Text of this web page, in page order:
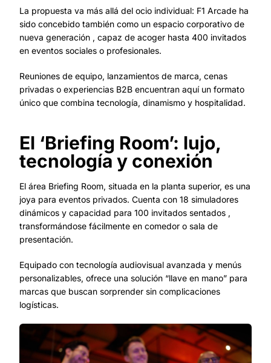
La propuesta va más allá del ocio individual: F1 Arcade ha
sido concebido también como un espacio corporativo de
nueva generación , capaz de acoger hasta 400 invitados
en eventos sociales o profesionales.
Reuniones de equipo, lanzamientos de marca, cenas
privadas o experiencias B2B encuentran aquí un formato
único que combina tecnología, dinamismo y hospitalidad.
El ‘Briefing Room’: lujo,
tecnología y conexión
El área Briefing Room, situada en la planta superior, es una
joya para eventos privados. Cuenta con 18 simuladores
dinámicos y capacidad para 100 invitados sentados ,
transformándose fácilmente en comedor o sala de
presentación.
Equipado con tecnología audiovisual avanzada y menús
personalizables, ofrece una solución “llave en mano” para
marcas que buscan sorprender sin complicaciones
logísticas.